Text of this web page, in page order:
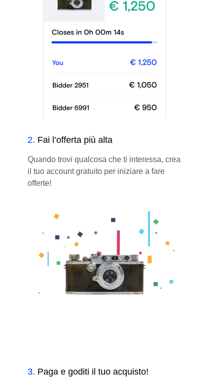
2. Fai l’offerta più alta
Quando trovi qualcosa che ti interessa, crea
il tuo account gratuito per iniziare a fare
offerte!
3. Paga e goditi il tuo acquisto!